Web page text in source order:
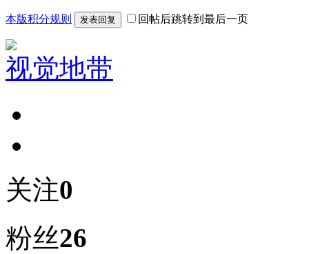
本版积分规则 发表回复 回帖后跳转到最后一页
视觉地带
关注0
粉丝26